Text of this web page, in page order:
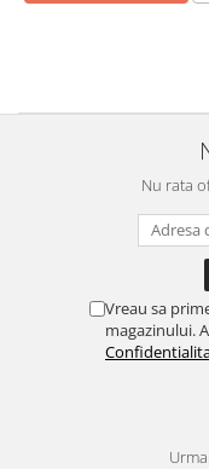
Nu rata
Vreau sa
magazinului.